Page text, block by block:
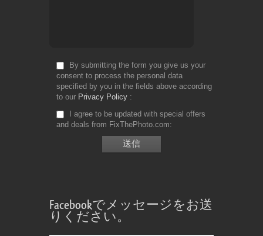
By submitting the form you give us your
consent to process the personal data
specified by you in the fields above according
to our Privacy Policy
I agree to be updated with special offers
and deals from FixThePhoto.com
Facebookでメッセージをお送
りください。